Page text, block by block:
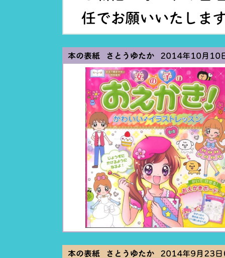
任でお願いいたしま
本の表紙 さとうゆたか2014年10月10
本の表紙 さとうゆたか2014年9月23日